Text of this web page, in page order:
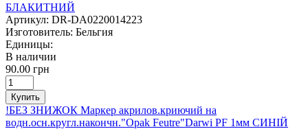
БЛАКИТНИЙ
Артикул: DR-DA0220014223
Изготовитель: Бельгия
Единицы:
В наличии
90.00 грн
Купить
!БЕЗ ЗНИЖОК Маркер акрилов.криючий на
водн.осн.кругл.накончн."Opak Feutre"Darwi PF 1мм СИНІЙ